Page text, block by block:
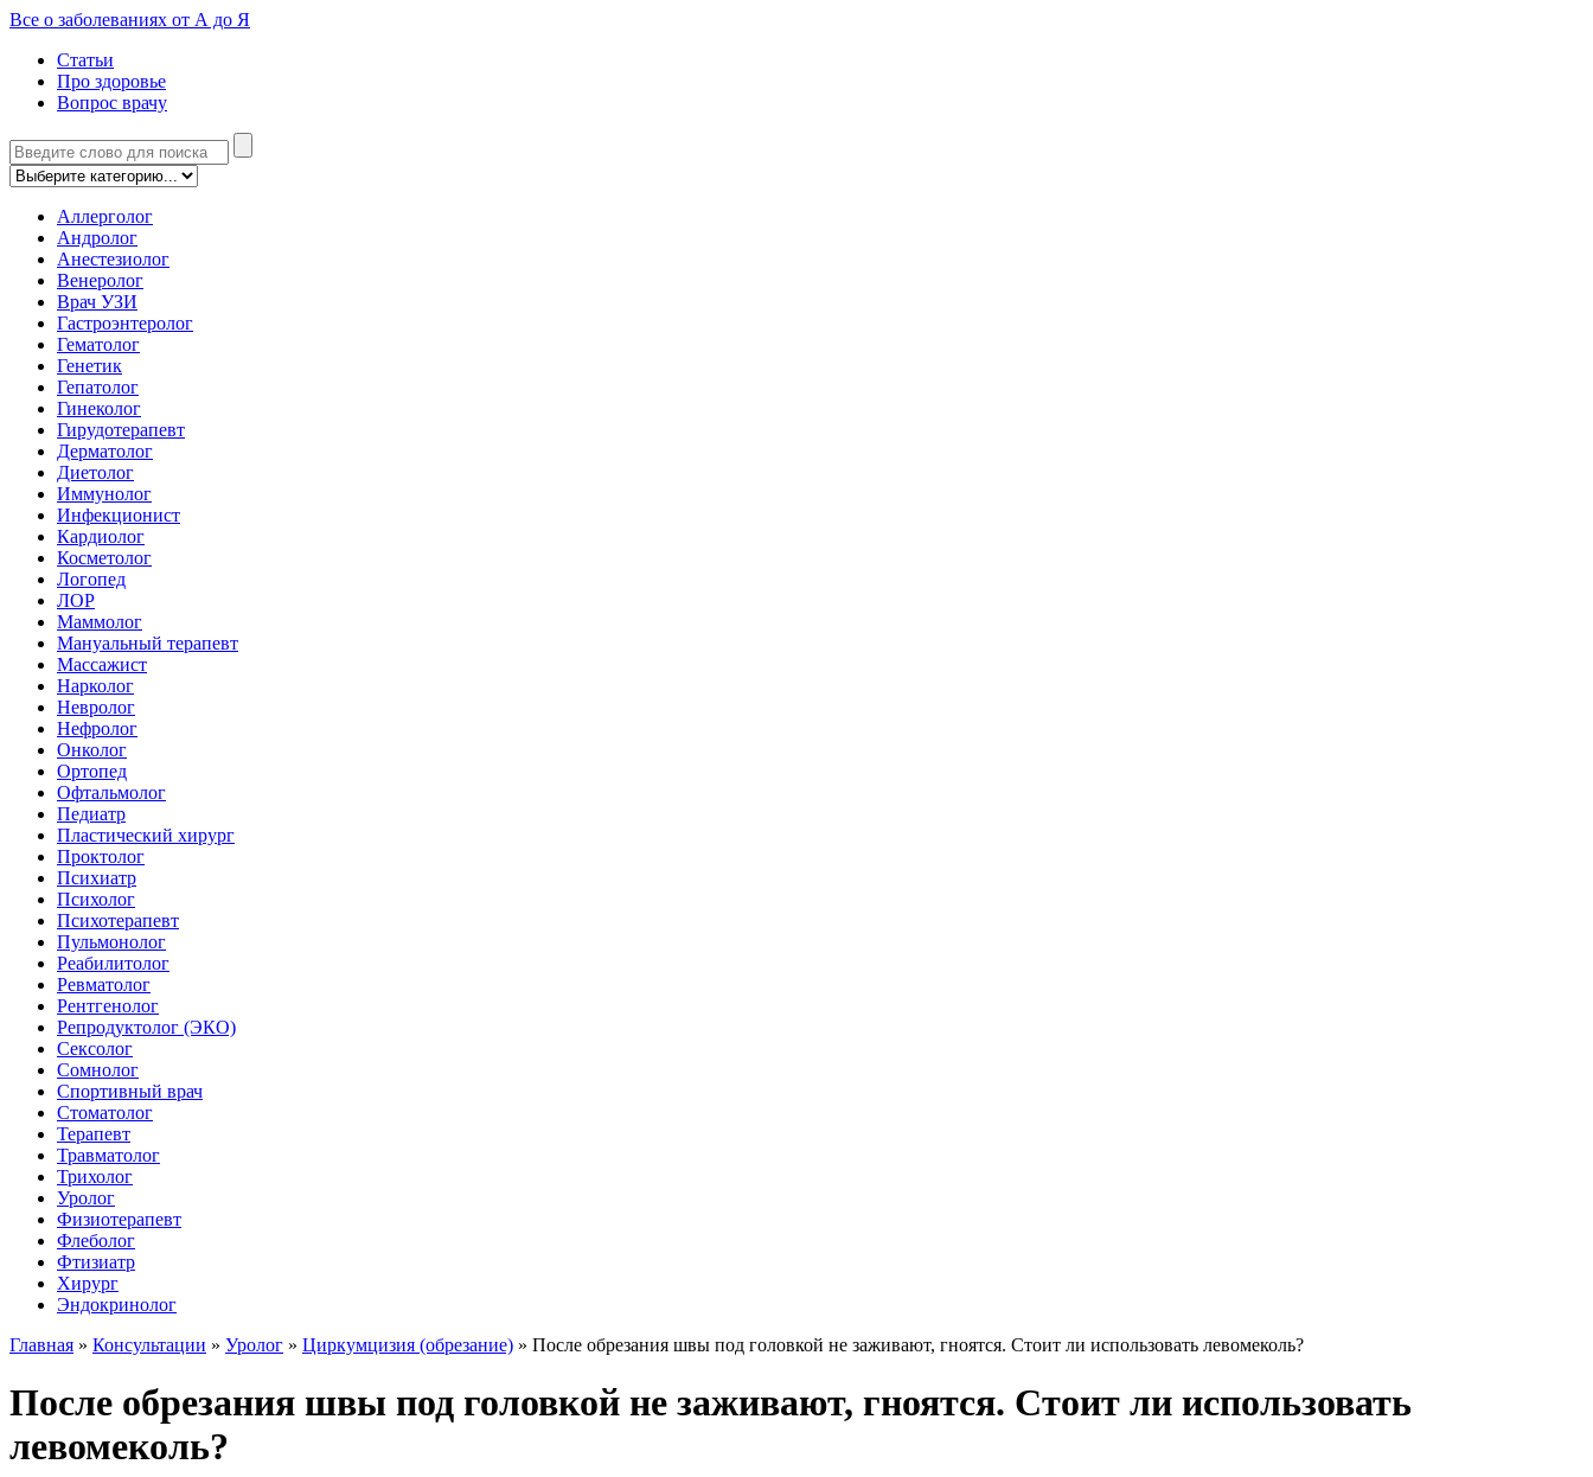
Все о заболеваниях от А до Я
Статьи
Про здоровье
Вопрос врачу
Аллерголог
Андролог
Анестезиолог
Венеролог
Врач УЗИ
Гастроэнтеролог
Гематолог
Генетик
Гепатолог
Гинеколог
Гирудотерапевт
Дерматолог
Диетолог
Иммунолог
Инфекционист
Кардиолог
Косметолог
Логопед
ЛОР
Маммолог
Мануальный терапевт
Массажист
Нарколог
Невролог
Нефролог
Онколог
Ортопед
Офтальмолог
Педиатр
Пластический хирург
Проктолог
Психиатр
Психолог
Психотерапевт
Пульмонолог
Реабилитолог
Ревматолог
Рентгенолог
Репродуктолог (ЭКО)
Сексолог
Сомнолог
Спортивный врач
Стоматолог
Терапевт
Травматолог
Трихолог
Уролог
Физиотерапевт
Флеболог
Фтизиатр
Хирург
Эндокринолог
Главная » Консультации » Уролог » Циркумцизия (обрезание) » После обрезания швы под головкой не заживают, гноятся. Стоит ли использовать левомеколь?
После обрезания швы под головкой не заживают, гноятся. Стоит ли использовать
левомеколь?